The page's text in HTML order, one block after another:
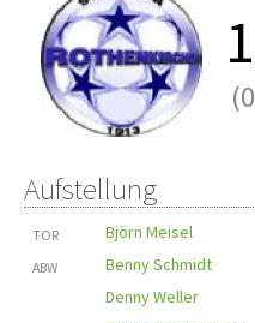
1
(0
Aufstellung
TOR Björn Meisel
ABW
Benny Schmidt
Denny Weller